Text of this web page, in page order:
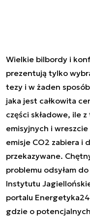
Wielkie bilbordy i
prezentują tylko
tezy i w żaden
jaka jest całkowita
części składowe, ile
emisyjnych i
emisje CO2 zabiera i
przekazywane.
problemu odsyłam
Instytutu
portalu
gdzie o